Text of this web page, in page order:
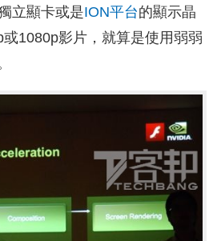
立顯卡或是ION平台的顯示晶
1080p影片，就算是使用弱弱